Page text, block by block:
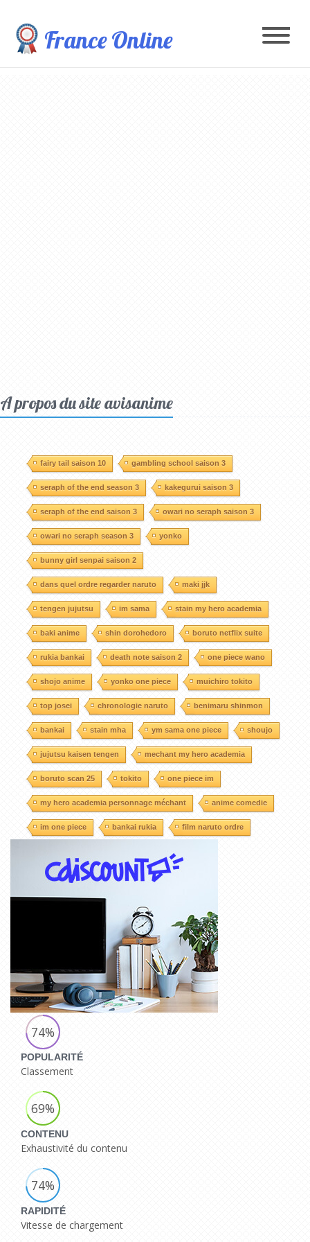
France Online
A propos du site avisanime
fairy tail saison 10 gambling school saison 3
seraph of the end season 3 kakegurui saison 3
seraph of the end saison 3 owari no seraph saison 3
owari no seraph season 3 yonko
bunny girl senpai saison 2
dans quel ordre regarder naruto maki jjk
tengen jujutsu im sama stain my hero academia
baki anime shin dorohedoro boruto netflix suite
rukia bankai death note saison 2 one piece wano
shojo anime yonko one piece muichiro tokito
top josei chronologie naruto benimaru shinmon
bankai stain mha ym sama one piece shoujo
jujutsu kaisen tengen mechant my hero academia
boruto scan 25 tokito one piece im
my hero academia personnage méchant anime comedie
im one piece bankai rukia film naruto ordre
74%
POPULARITÉ
Classement
69%
CONTENU
Exhaustivité du contenu
74%
RAPIDITÉ
Vitesse de chargement